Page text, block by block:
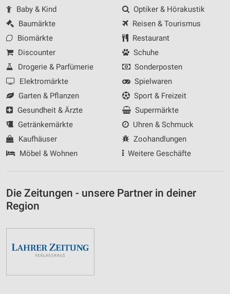
Baby & Kind
Baumärkte
Biomärkte
Discounter
Drogerie & Parfümerie
Elektromärkte
Garten & Pflanzen
Gesundheit & Ärzte
Getränkemärkte
Kaufhäuser
Möbel & Wohnen
Optiker & Hörakustik
Reisen & Tourismus
Restaurant
Schuhe
Sonderposten
Spielwaren
Sport & Freizeit
Supermärkte
Uhren & Schmuck
Zoohandlungen
Weitere Geschäfte
Die Zeitungen - unsere Partner in deiner
Region